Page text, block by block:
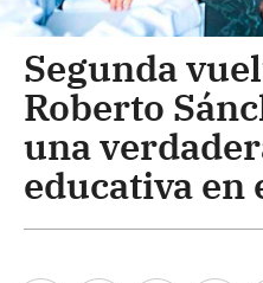
Segunda
Roberto
una
educativa en